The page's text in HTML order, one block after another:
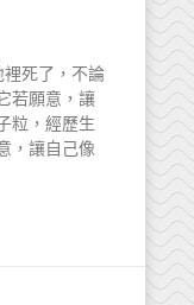
死了，不論
若願意，讓
粒，經歷生
，讓自己像